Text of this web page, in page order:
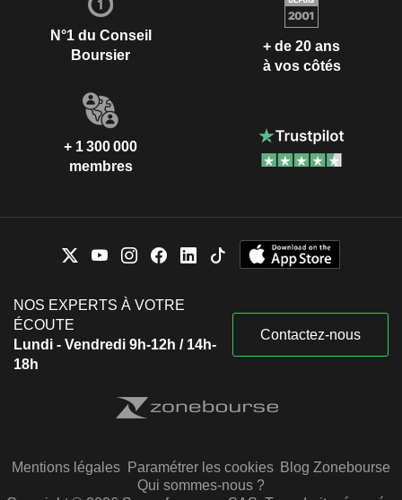
N°1 du Conseil
Boursier
+ de 20 ans
à vos côtés
+ 1 300 000
membres
NOS EXPERTS À VOTRE
ÉCOUTE
Lundi - Vendredi 9h-12h / 14h-
18h
Contactez-nous
Mentions légales Paramétrer les cookies Blog Zonebourse
Qui sommes-nous ?